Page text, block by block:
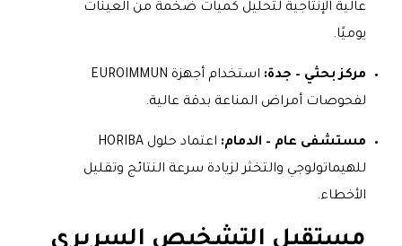
عالية الإنتاجية لتحليل كميات ضخمة من العينات
يوميًا.
مركز بحثي – جدة:
استخدام أجهزة EUROIMMUN
لفحوصات أمراض المناعة بدقة عالية.
مستشفى عام – الدمام:
اعتماد حلول HORIBA
للهيماتولوجي والتخثر لزيادة سرعة النتائج وتقليل
الأخطاء.
مستقبل التشخيص السريري